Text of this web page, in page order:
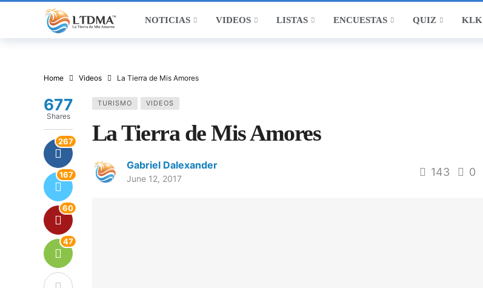
NOTICIAS VIDEOS LISTAS ENCUESTAS QUIZ KLK
Home Videos La Tierra de Mis Amores
TURISMO VIDEOS
La Tierra de Mis Amores
Gabriel Dalexander
June 12, 2017
143 0
677
Shares
267
167
60
47